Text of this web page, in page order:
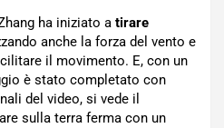
ha iniziato a tirare
anche la forza del vento e
il movimento. E, con un
è stato completato con
del video, si vede il
sulla terra ferma con un